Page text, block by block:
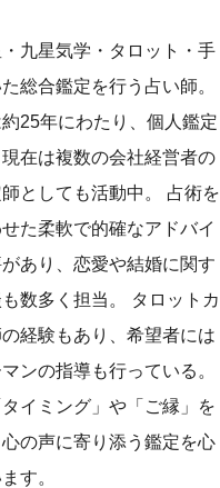
九星気学・タロット・手
総合鑑定を行う占い師。
25年にわたり、個人鑑定
在は複数の会社経営者の
としても活動中。 占術を
た柔軟で的確なアドバイ
あり、恋愛や結婚に関す
数多く担当。 タロットカ
経験もあり、希望者には
ンの指導も行っている。
イミング」や「ご縁」を
心の声に寄り添う鑑定を心
す。